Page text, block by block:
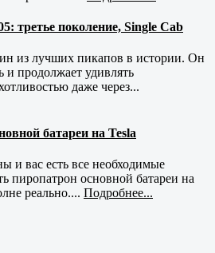
третье поколение, Single Cab
из лучших пикапов в истории. Он
и продолжает удивлять
даже через...
батареи на Tesla
и вас есть все необходимые
пиропатрон основной батареи на
реально.... Подробнее...